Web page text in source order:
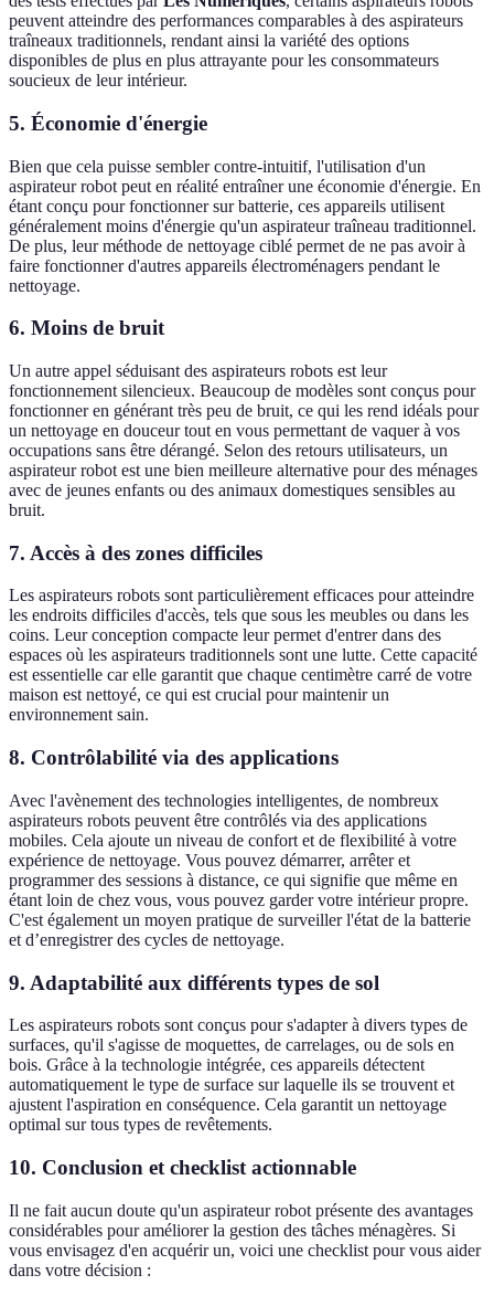
peuvent atteindre des performances comparables à des aspirateurs
traîneaux traditionnels, rendant ainsi la variété des options
disponibles de plus en plus attrayante pour les consommateurs
soucieux de leur intérieur.
5. Économie d'énergie
Bien que cela puisse sembler contre-intuitif, l'utilisation d'un
aspirateur robot peut en réalité entraîner une économie d'énergie. En
étant conçu pour fonctionner sur batterie, ces appareils utilisent
généralement moins d'énergie qu'un aspirateur traîneau traditionnel.
De plus, leur méthode de nettoyage ciblé permet de ne pas avoir à
faire fonctionner d'autres appareils électroménagers pendant le
nettoyage.
6. Moins de bruit
Un autre appel séduisant des aspirateurs robots est leur
fonctionnement silencieux. Beaucoup de modèles sont conçus pour
fonctionner en générant très peu de bruit, ce qui les rend idéals pour
un nettoyage en douceur tout en vous permettant de vaquer à vos
occupations sans être dérangé. Selon des retours utilisateurs, un
aspirateur robot est une bien meilleure alternative pour des ménages
avec de jeunes enfants ou des animaux domestiques sensibles au
bruit.
7. Accès à des zones difficiles
Les aspirateurs robots sont particulièrement efficaces pour atteindre
les endroits difficiles d'accès, tels que sous les meubles ou dans les
coins. Leur conception compacte leur permet d'entrer dans des
espaces où les aspirateurs traditionnels sont une lutte. Cette capacité
est essentielle car elle garantit que chaque centimètre carré de votre
maison est nettoyé, ce qui est crucial pour maintenir un
environnement sain.
8. Contrôlabilité via des applications
Avec l'avènement des technologies intelligentes, de nombreux
aspirateurs robots peuvent être contrôlés via des applications
mobiles. Cela ajoute un niveau de confort et de flexibilité à votre
expérience de nettoyage. Vous pouvez démarrer, arrêter et
programmer des sessions à distance, ce qui signifie que même en
étant loin de chez vous, vous pouvez garder votre intérieur propre.
C'est également un moyen pratique de surveiller l'état de la batterie
et d’enregistrer des cycles de nettoyage.
9. Adaptabilité aux différents types de sol
Les aspirateurs robots sont conçus pour s'adapter à divers types de
surfaces, qu'il s'agisse de moquettes, de carrelages, ou de sols en
bois. Grâce à la technologie intégrée, ces appareils détectent
automatiquement le type de surface sur laquelle ils se trouvent et
ajustent l'aspiration en conséquence. Cela garantit un nettoyage
optimal sur tous types de revêtements.
10. Conclusion et checklist actionnable
Il ne fait aucun doute qu'un aspirateur robot présente des avantages
considérables pour améliorer la gestion des tâches ménagères. Si
vous envisagez d'en acquérir un, voici une checklist pour vous aider
dans votre décision :